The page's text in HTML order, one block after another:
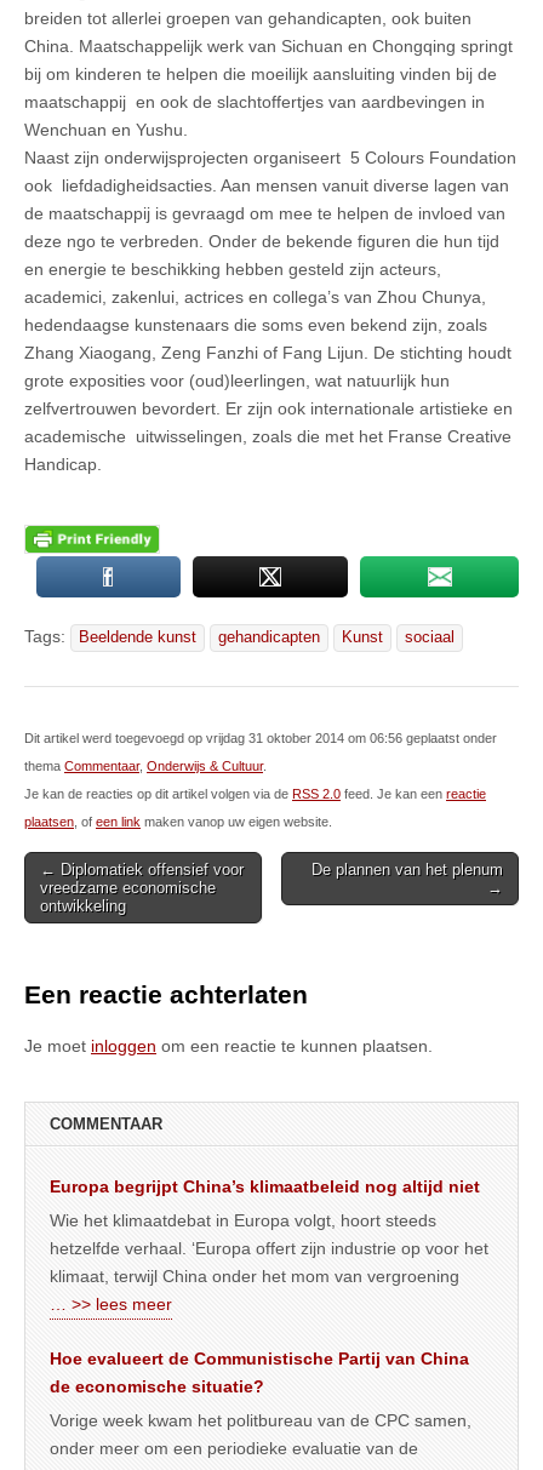
breiden tot allerlei groepen van gehandicapten, ook buiten
China. Maatschappelijk werk van Sichuan en Chongqing springt
bij om kinderen te helpen die moeilijk aansluiting vinden bij de
maatschappij en ook de slachtoffertjes van aardbevingen in
Wenchuan en Yushu.
Naast zijn onderwijsprojecten organiseert 5 Colours Foundation
ook liefdadigheidsacties. Aan mensen vanuit diverse lagen van
de maatschappij is gevraagd om mee te helpen de invloed van
deze ngo te verbreden. Onder de bekende figuren die hun tijd
en energie te beschikking hebben gesteld zijn acteurs,
academici, zakenlui, actrices en collega’s van Zhou Chunya,
hedendaagse kunstenaars die soms even bekend zijn, zoals
Zhang Xiaogang, Zeng Fanzhi of Fang Lijun. De stichting houdt
grote exposities voor (oud)leerlingen, wat natuurlijk hun
zelfvertrouwen bevordert. Er zijn ook internationale artistieke en
academische uitwisselingen, zoals die met het Franse Creative
Handicap.
Tags: Beeldende kunst gehandicapten Kunst sociaal
Dit artikel werd toegevoegd op vrijdag 31 oktober 2014 om 06:56 geplaatst onder
thema Commentaar, Onderwijs & Cultuur.
Je kan de reacties op dit artikel volgen via de RSS 2.0 feed. Je kan een reactie
plaatsen , of een link maken vanop uw eigen website.
Post
navigation
← Diplomatiek offensief voor
vreedzame economische
ontwikkeling
De plannen van het plenum
→
Een reactie achterlaten
Je moet inloggen om een reactie te kunnen plaatsen.
COMMENTAAR
Europa begrijpt China’s klimaatbeleid nog altijd niet
Wie het klimaatdebat in Europa volgt, hoort steeds
hetzelfde verhaal. ‘Europa offert zijn industrie op voor het
klimaat, terwijl China onder het mom van vergroening
… >> lees meer
Hoe evalueert de Communistische Partij van China
de economische situatie?
Vorige week kwam het politbureau van de CPC samen,
onder meer om een periodieke evaluatie van de